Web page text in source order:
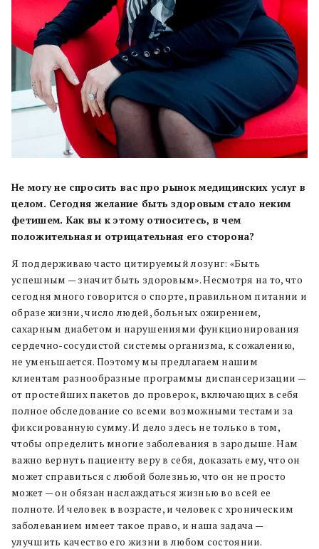
Не могу не спросить вас про рынок медицинских услуг в
целом. Сегодня желание быть здоровым стало неким
фетишем. Как вы к этому относитесь, в чем
положительная и отрицательная его сторона?
Я поддерживаю часто цитируемый лозунг: «Быть
успешным — значит быть здоровым». Несмотря на то, что
сегодня много говорится о спорте, правильном питании и
образе жизни, число людей, больных ожирением,
сахарным диабетом и нарушениями функционирования
сердечно-сосудистой системы организма, к сожалению,
не уменьшается. Поэтому мы предлагаем нашим
клиентам разнообразные программы диспансеризации —
от простейших пакетов до проверок, включающих в себя
полное обследование со всеми возможными тестами за
фиксированную сумму. И дело здесь не только в том,
чтобы определить многие заболевания в зародыше. Нам
важно вернуть пациенту веру в себя, доказать ему, что он
может справиться с любой болезнью, что он не просто
может — он обязан наслаждаться жизнью во всей ее
полноте. И человек в возрасте, и человек с хроническим
заболеванием имеет такое право, и наша задача —
улучшить качество его жизни в любом состоянии.